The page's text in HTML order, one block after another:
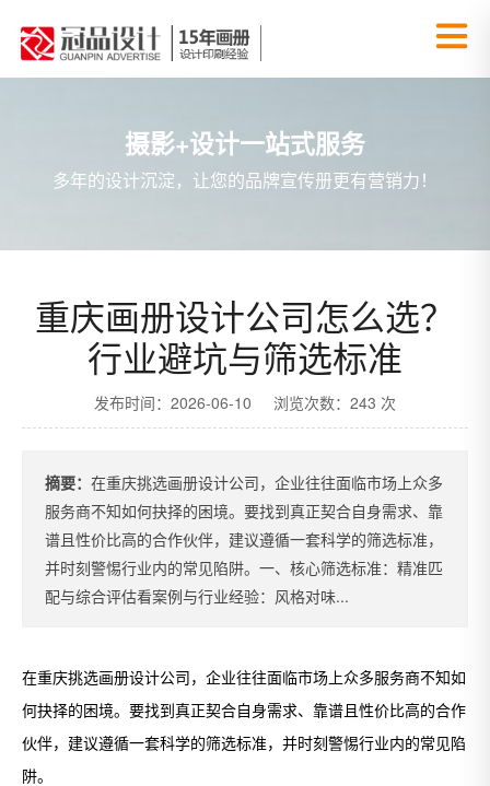
摄影+设计一站式服务
多年的设计沉淀，让您的品牌宣传册更有营销力！
重庆画册设计公司怎么选？
行业避坑与筛选标准
发布时间：2026-06-10 浏览次数：243 次
摘要： 在重庆挑选画册设计公司，企业往往面临市场上众多
服务商不知如何抉择的困境。要找到真正契合自身需求、靠
谱且性价比高的合作伙伴，建议遵循一套科学的筛选标准，
并时刻警惕行业内的常见陷阱。一、核心筛选标准：精准匹
配与综合评估看案例与行业经验：风格对味...
在重庆挑选画册设计公司，企业往往面临市场上众多服务商不知如
何抉择的困境。要找到真正契合自身需求、靠谱且性价比高的合作
伙伴，建议遵循一套科学的筛选标准，并时刻警惕行业内的常见陷
阱。